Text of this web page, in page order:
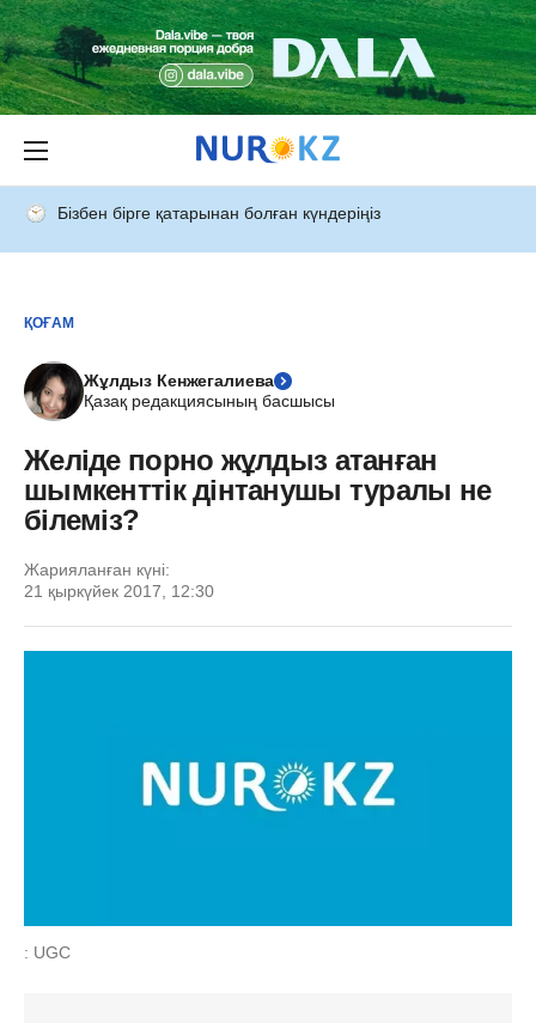
Бізбен бірге қатарынан болған күндеріңіз
ҚОҒАМ
Жұлдыз Кенжегалиева
Қазақ редакциясының басшысы
Желіде порно жұлдыз атанған
шымкенттік дінтанушы туралы не
білеміз?
Жарияланған күні:
21 қыркүйек 2017, 12:30
: UGC